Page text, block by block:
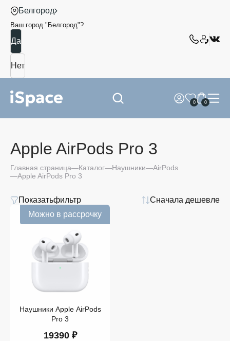
Белгород
Ваш город " Белгород"?
0 0
Apple AirPods Pro 3
Главная страница Каталог Наушники
AirPods
Apple AirPods Pro 3
Показатьфильтр
Сначала дешевле
Модель
Apple
AirPods
Pro 3
Можно в рассрочку
Наушники Apple AirPods
Pro 3
19390 ₽